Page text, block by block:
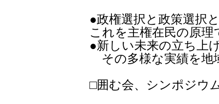
●政権選択と政策選択
これを主権在民の原
●新しい未来の立ち上
その多様な実績を地
□囲む会、シンポジウ